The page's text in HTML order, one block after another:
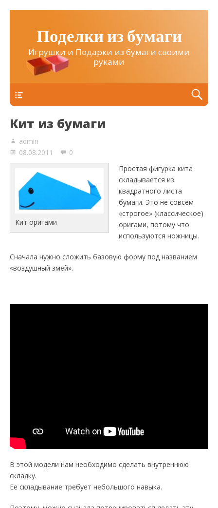
Поделки из бумаги
Игрушки и Подарки из бумаги своими
руками
Кит из бумаги
admin
08.08.2011
0
Кит оригами
Простая фигурка кита
складывается из
квадратного листа
бумаги. Это не совсем
«строгое» (классическое)
оригами, потому что
используются ножницы.
Сначала нужно сложить базовую форму под названием
«воздушный змей».
В этой модели нам необходимо сделать внутреннюю
складку.
Ее складывание требует небольшого навыка.